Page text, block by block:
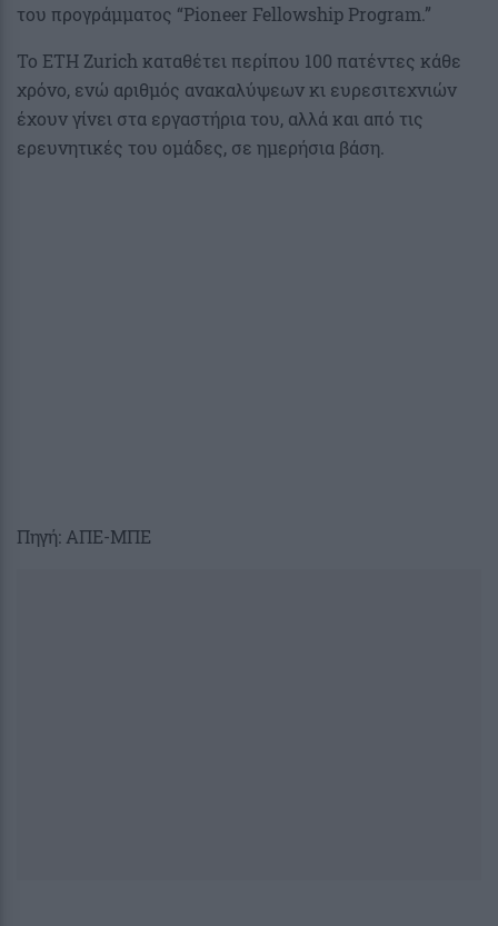
του προγράμματος “Pioneer Fellowship Program.”
Το ETH Zurich καταθέτει περίπου 100 πατέντες κάθε
χρόνο, ενώ αριθμός ανακαλύψεων κι ευρεσιτεχνιών
έχουν γίνει στα εργαστήρια του, αλλά και από τις
ερευνητικές του ομάδες, σε ημερήσια βάση.
Πηγή: ΑΠΕ-ΜΠΕ